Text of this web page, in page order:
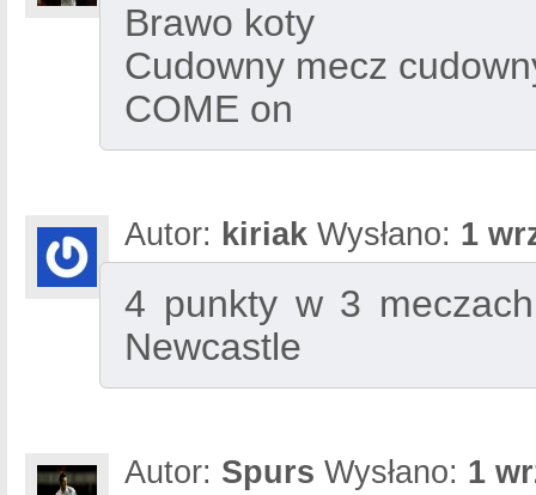
Brawo koty
Cudowny mecz
COME on
Autor: kiriak Wysłano: 1
4 punkty w 3
Newcastle
Autor: Spurs Wysłano: 1